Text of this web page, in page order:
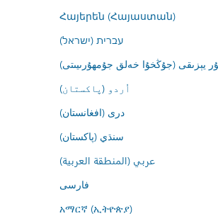
Հայերեն (Հայաստան)
עברית (ישראל)
يېزىقى (جۇڭخۇا خەلق جۇمھۇرىيىتى)
اُردو (پاکستان)
درى (افغانستان)
سنڌي (پاکستان)
عربي (المنطقة العربية)
فارسى
አማርኛ (ኢትዮጵያ)